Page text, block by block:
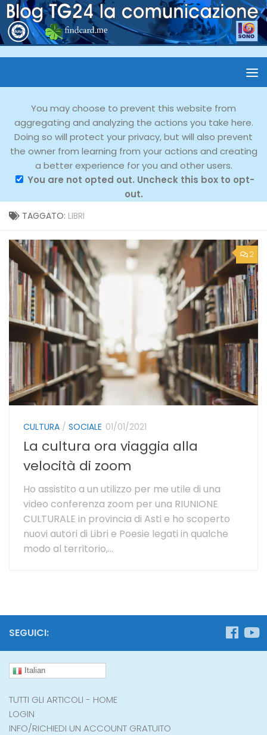
You may choose to prevent this website from
aggregating and analyzing the actions you take here.
Doing so will protect your privacy, but will also prevent
the owner from learning from your actions and creating
a better experience for you and other users.
You are not opted out. Uncheck this box to opt-
out.
TAGGATO: LIBRI
2
CULTURA / SOCIALE 01/01/2021
La cultura ora viaggia alla
velocità di zoom
Ho assistito a un utilizzo per me utile di una
video conferenza zoom per una RIUNIONE
CULTURALE in provincia di Asti e ho scoperto
nuovi autori di Libri e Poesie legati in qualche
modo al territorio,...
SEGUICI:
Italian
TUTTI GLI ARTICOLI - HOME
LOGIN
INFO/RICHIEDI UN ACCOUNT GRATUITO